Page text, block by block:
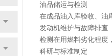
油品储运与检测
在成品油入库验收、油
发动机维护与故障排查
检测在用燃料劣化程度
科研与标准制定